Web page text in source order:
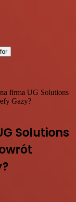
firma UG Solutions
Gazy?
Solutions